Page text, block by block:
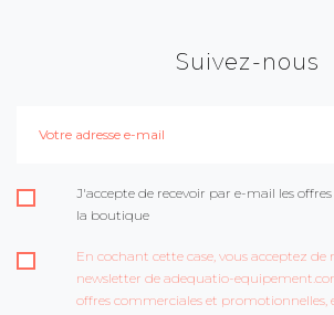
Suivez-nous
J'accepte de recevoir par e-mail les
la boutique
En cochant cette case, vous acceptez de
newsletter de adequatio-
offres commerciales et promotionnelles,